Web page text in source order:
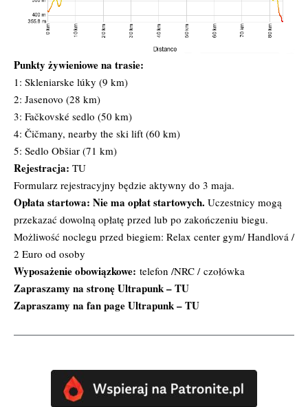
Punkty żywieniowe na trasie:
1: Skleniarske lúky (9 km)
2: Jasenovo (28 km)
3: Fačkovské sedlo (50 km)
4: Čičmany, nearby the ski lift (60 km)
5: Sedlo Obšiar (71 km)
Rejestracja: TU
Formularz rejestracyjny będzie aktywny do 3 maja.
Opłata startowa: Nie ma opłat startowych. Uczestnicy mogą
przekazać dowolną opłatę przed lub po zakończeniu biegu.
Możliwość noclegu przed biegiem: Relax center gym/ Handlová /
2 Euro od osoby
Wyposażenie obowiązkowe: telefon /NRC / czołówka
Zapraszamy na stronę Ultrapunk –TU
Zapraszamy na fan page Ultrapunk –TU